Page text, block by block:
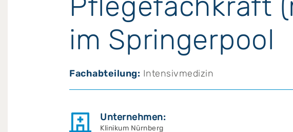
im Springerpool
Fachabteilung: Intensivmedizin
Unternehmen:
Klinikum Nürnberg